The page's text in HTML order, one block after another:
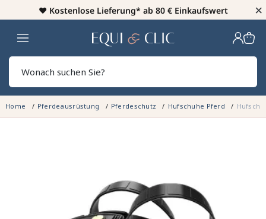
♥️ Kostenlose Lieferung* ab 80 € Einkaufswert ×
Heim
Home Pferdeausrüstung Pferdeschutz Hufschuhe Pferd